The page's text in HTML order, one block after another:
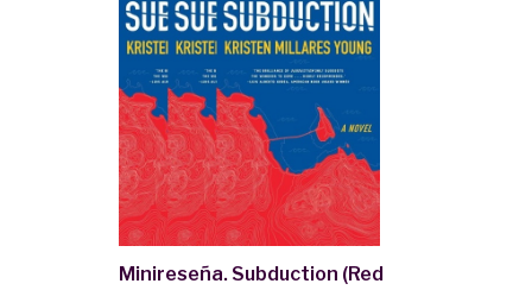
Minireseña. Subduction (Red